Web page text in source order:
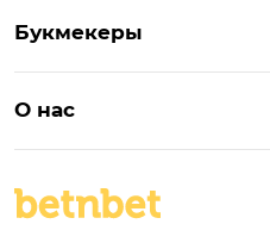
БК для ставок на киберспорт
Бонус на депозит
Бонусы Бетера
Букмекеры
Марафонбет
О нас